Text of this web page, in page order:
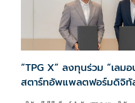
“TPG X” ลงทุนร่วม “เลม
สตาร์ทอัพแพลตฟอร์มดิจิทัล
สองเมืองไทย